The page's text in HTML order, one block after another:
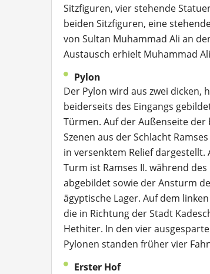
Sitzfiguren, vier stehende
beiden Sitzfiguren, eine
von Sultan Muhammad Ali an
Austausch erhielt Muhammad
Pylon
Der Pylon wird aus zwei dicken,
beiderseits des Eingangs
Türmen. Auf der Außenseite der
Szenen aus der Schlacht
in versenktem Relief dargestellt.
Turm ist Ramses II. während
abgebildet sowie der Ansturm
ägyptische Lager. Auf dem
die in Richtung der Stadt
Hethiter. In den vier
Pylonen standen früher vier
Erster Hof